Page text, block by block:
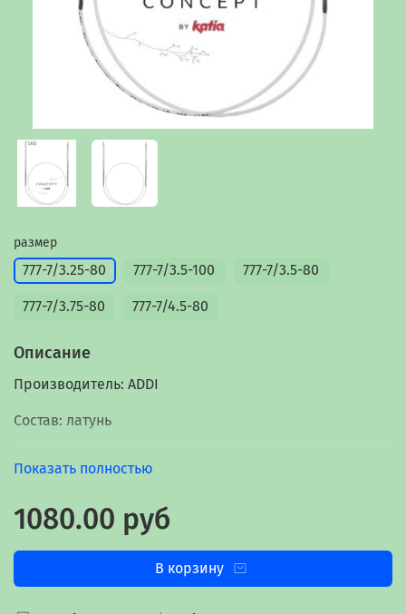
размер
777-7/3.25-80 777-7/3.5-100 777-7/3.5-80
777-7/3.75-80 777-7/4.5-80
Описание
Производитель: ADDI
Состав: латунь
Цель применения: вязание
Показать полностью
1080.00 руб
В корзину